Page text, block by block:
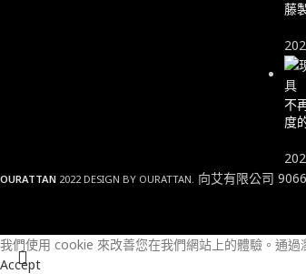
藤
不
度
OURATTAN 2022 DESIGN BY OURATTAN. 向艾有限公司
我們使用 cookie 來改善您在我們網站上的體驗。 通過
Accept